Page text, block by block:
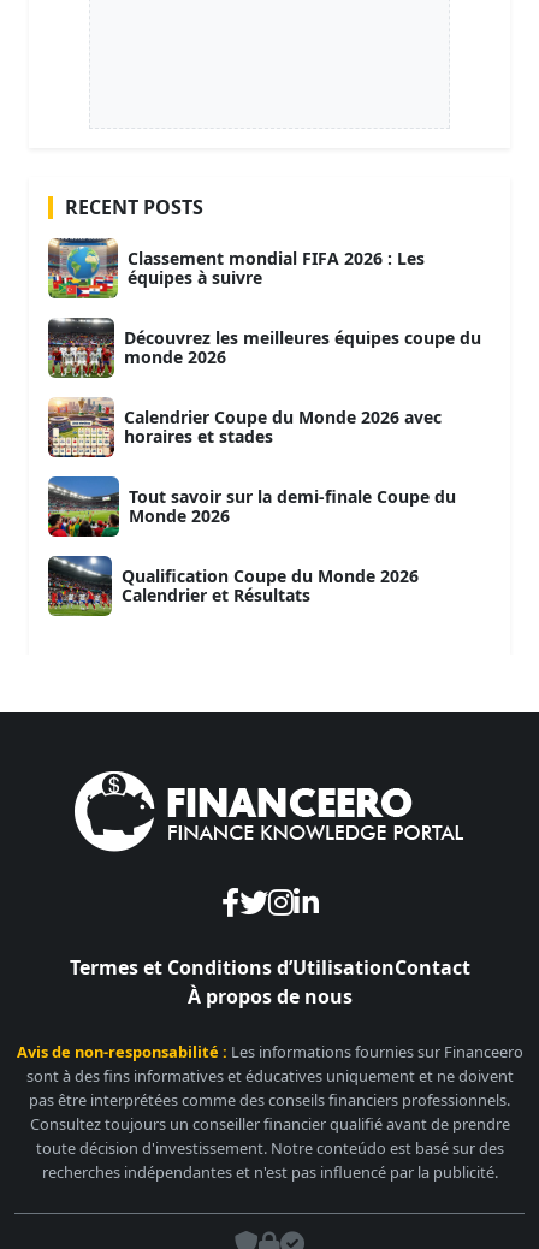
RECENT POSTS
Classement mondial FIFA 2026 : Les
équipes à suivre
Découvrez les meilleures équipes coupe du
monde 2026
Calendrier Coupe du Monde 2026 avec
horaires et stades
Tout savoir sur la demi-finale Coupe du
Monde 2026
Qualification Coupe du Monde 2026
Calendrier et Résultats
Termes et Conditions d’UtilisationContact
À propos de nous
Avis de non-responsabilité : Les informations fournies sur Financeero
sont à des fins informatives et éducatives uniquement et ne doivent
pas être interprétées comme des conseils financiers professionnels.
Consultez toujours un conseiller financier qualifié avant de prendre
toute décision d'investissement. Notre conteúdo est basé sur des
recherches indépendantes et n'est pas influencé par la publicité.